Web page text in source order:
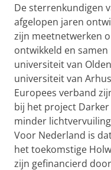
De sterrenkundigen
afgelopen jaren
zijn meetnetwerken
ontwikkeld en samen
universiteit van
universiteit van
Europees verband
bij het project
minder
Voor Nederland is
het toekomstige
zijn gefinancierd door